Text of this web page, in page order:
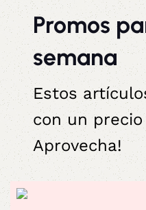
and regular than the
Promos
semana
Estos
con un
Aprovecha!